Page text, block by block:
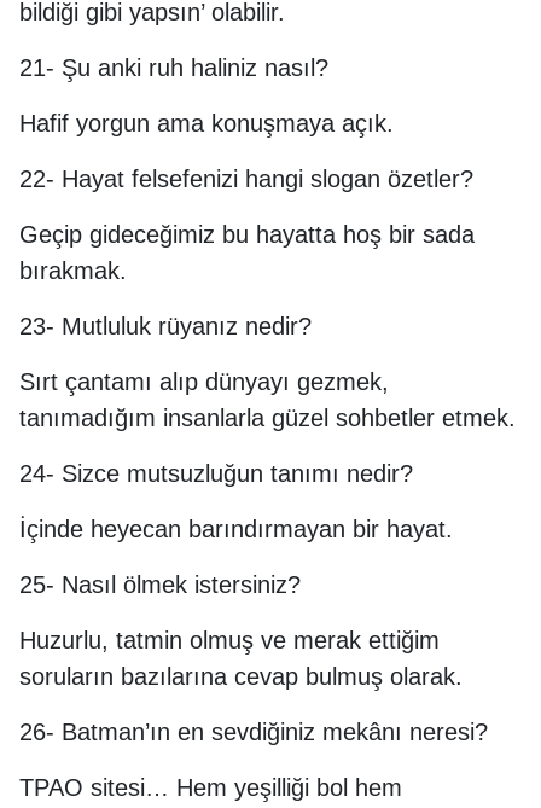
bildiği gibi yapsın’ olabilir.
21- Şu anki ruh haliniz nasıl?
Hafif yorgun ama konuşmaya açık.
22- Hayat felsefenizi hangi slogan özetler?
Geçip gideceğimiz bu hayatta hoş bir sada
bırakmak.
23- Mutluluk rüyanız nedir?
Sırt çantamı alıp dünyayı gezmek,
tanımadığım insanlarla güzel sohbetler etmek.
24- Sizce mutsuzluğun tanımı nedir?
İçinde heyecan barındırmayan bir hayat.
25- Nasıl ölmek istersiniz?
Huzurlu, tatmin olmuş ve merak ettiğim
soruların bazılarına cevap bulmuş olarak.
26- Batman’ın en sevdiğiniz mekânı neresi?
TPAO sitesi… Hem yeşilliği bol hem